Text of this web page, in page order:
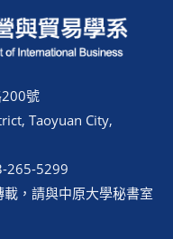
號
Taoyuan City,
265-5299
，請與中原大學秘書室